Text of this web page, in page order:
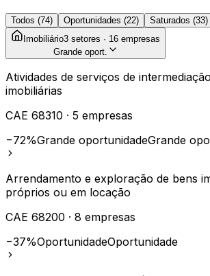
Todos (74) Oportunidades (22) Saturados (33)
Imobiliário3 setores · 16 empresas
Grande oport.
Atividades de serviços de
imobiliárias
CAE 68310 · 5 empresas
−72%Grande oportunidadeGrande
Arrendamento e exploração de bens
próprios ou em locação
CAE 68200 · 8 empresas
−37%OportunidadeOportunidade